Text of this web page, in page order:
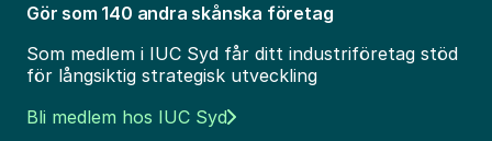
Gör som 140 andra skånska företag
Som medlem i IUC Syd får ditt industriföretag stöd
för långsiktig strategisk utveckling
Bli medlem hos IUC Syd